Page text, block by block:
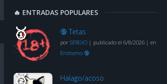
🔥 ENTRADAS POPULARES
🔞 Tetas
por SERGIO | publicado el 6/8/2026 | en
Erotismo 🔞
Halago/acoso